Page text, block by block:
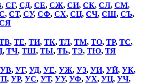
, СГ, СД, СЕ, СЖ, СИ, СК, СЛ, СМ,
, СТ, СУ, СФ, СХ, СЦ, СЧ, СШ, СЪ,
, ТЕ, ТИ, ТК, ТЛ, ТМ, ТО, ТР, ТС,
, ТЧ, ТШ, ТЫ, ТЬ, ТЭ, ТЮ, ТЯ
УВ, УГ, УД, УЕ, УЖ, УЗ, УИ, УЙ, УК,
, УР, УС, УТ, УУ, УФ, УХ, УЦ, УЧ,